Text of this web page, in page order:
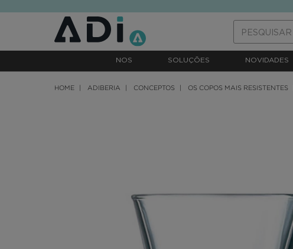
NOS SOLUÇÕES NOVIDADES
HOME ADIBERIA CONCEPTOS OS COPOS MAIS RESISTENTES